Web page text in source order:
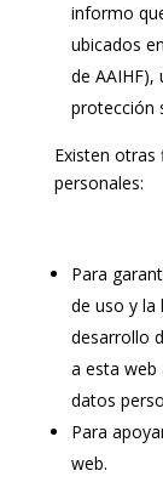
informo
ubicados
de AAIHF),
protección
Existen
personales:
Para
de uso y la
desarrollo
a esta web
datos
Para
web.